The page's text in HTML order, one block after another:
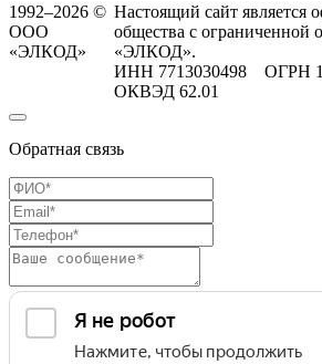
1992–2026 ©
ООО
«ЭЛКОД»
Настоящий сайт является
общества с ограниченной
«ЭЛКОД».
ИНН 7713030498 ОГРН
ОКВЭД 62.01
Обратная связь